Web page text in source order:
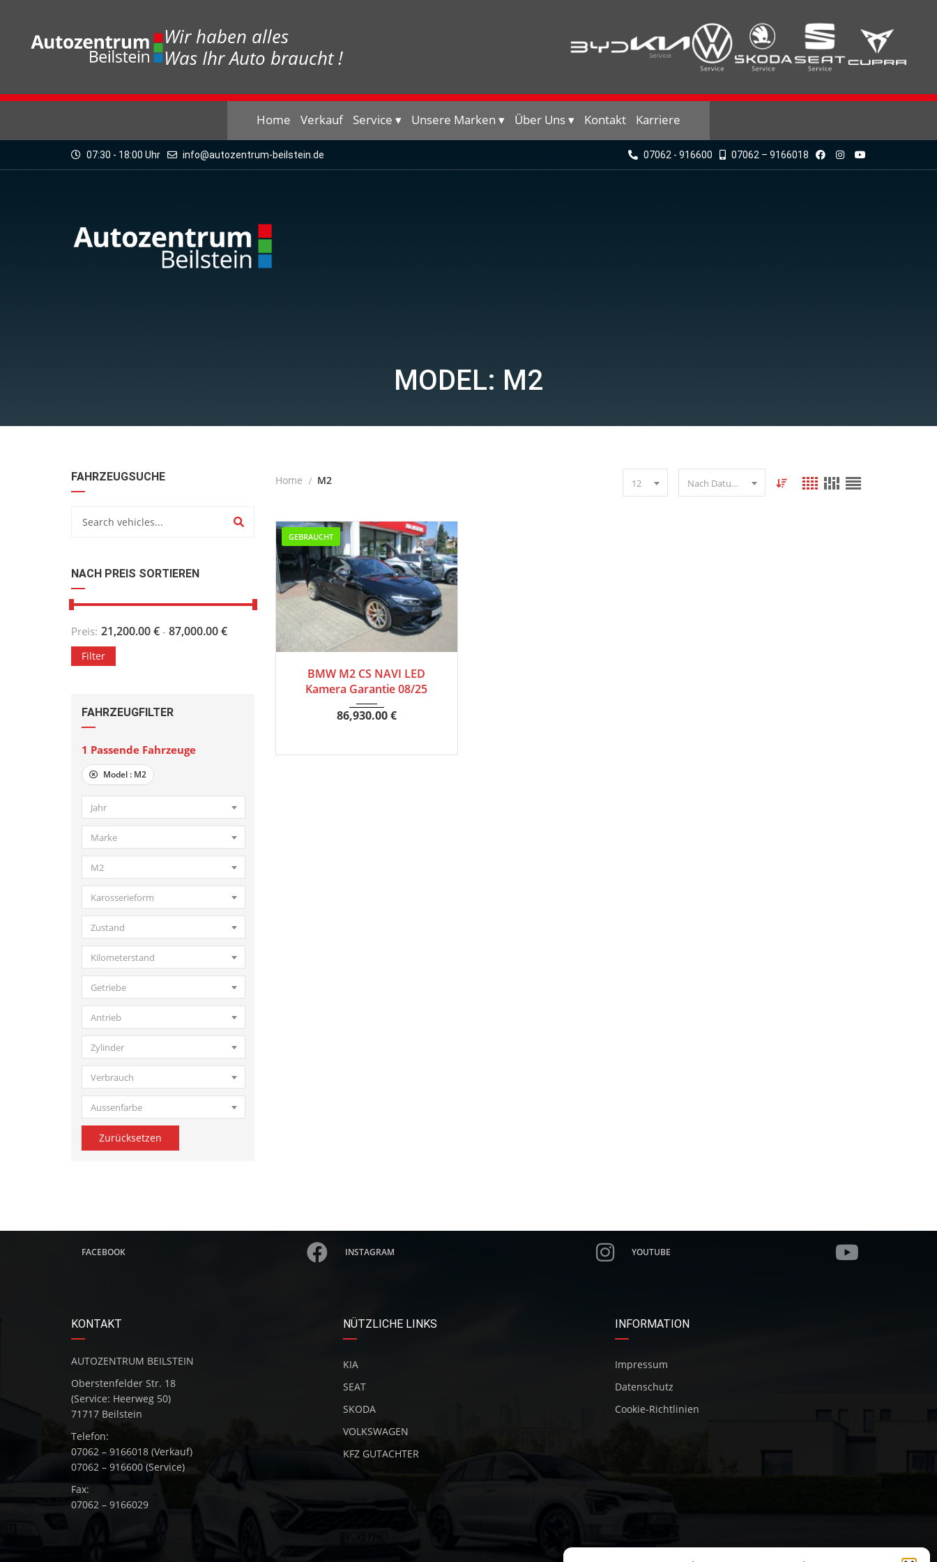
Wir haben alles
Was Ihr Auto braucht !
Home Verkauf Service Unsere Marken Über Uns Kontakt Karriere
07:30 - 18:00 Uhr info@autozentrum-beilstein.de 07062 - 916600 07062 – 9166018
MODEL: M2
FAHRZEUGSUCHE
NACH PREIS SORTIEREN
Preis: 21,200.00€ - 87,000.00€
Filter
FAHRZEUGFILTER
1 Passende Fahrzeuge
Model : M2
Jahr
Marke
M2
Karosserieform
Zustand
Kilometerstand
Getriebe
Antrieb
Zylinder
Verbrauch
Aussenfarbe
Zurücksetzen
Home M2 12 Nach Datum sortieren
GEBRAUCHT
BMW M2 CS NAVI LED
Kamera Garantie 08/25
86,930.00€
FACEBOOK INSTAGRAM YOUTUBE
KONTAKT
AUTOZENTRUM BEILSTEIN
Oberstenfelder Str. 18
(Service: Heerweg 50)
71717 Beilstein
Telefon:
07062 – 9166018 (Verkauf)
07062 – 916600 (Service)
Fax:
07062 – 9166029
NÜTZLICHE LINKS
KIA
SEAT
SKODA
VOLKSWAGEN
KFZ GUTACHTER
INFORMATION
Impressum
Datenschutz
Cookie-Richtlinien